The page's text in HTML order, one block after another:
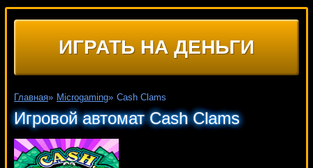
ИГРАТЬ НА ДЕНЬГИ
Главная» Microgaming» Cash Clams
Игровой автомат Cash Clams